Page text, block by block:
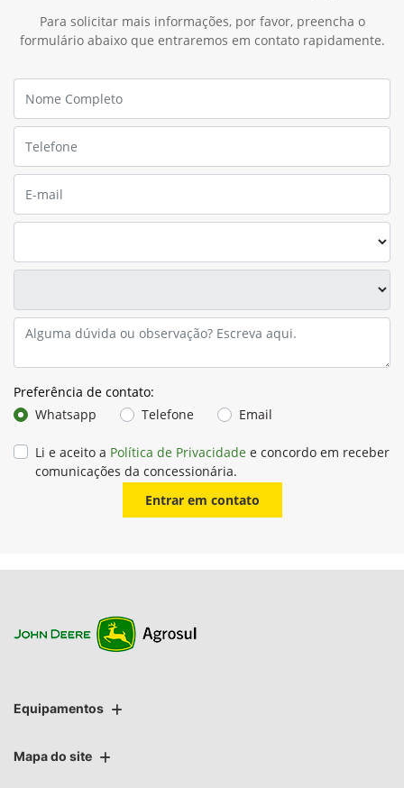
Para solicitar mais informações, por favor, preencha o
formulário abaixo que entraremos em contato rapidamente.
Preferência de contato:
Whatsapp
Telefone Email
Li e aceito a Política de Privacidade e concordo em receber
comunicações da concessionária.
Entrar em contato
Equipamentos
Mapa do site